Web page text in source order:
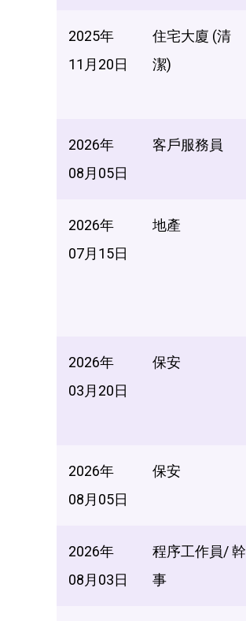
2025年
11月20日
住宅大廈 (清
潔)
2026年
08月05日
客戶服務員
2026年
07月15日
地產
2026年
03月20日
保安
2026年
08月05日
保安
2026年
08月03日
程序工作員/ 幹
事